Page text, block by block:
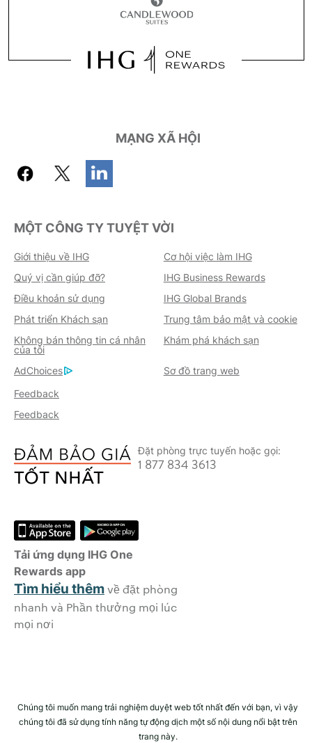
MẠNG XÃ HỘI
MỘT CÔNG TY TUYỆT VỜI
Giới thiệu về IHG
Cơ hội việc làm IHG
Quý vị cần giúp đỡ?
IHG Business Rewards
Điều khoản sử dụng
IHG Global Brands
Phát triển Khách sạn
Trung tâm bảo mật và cookie
Không bán thông tin cá nhân
của tôi
Khám phá khách sạn
AdChoices
Sơ đồ trang web
Feedback
Feedback
Đặt phòng trực tuyến hoặc gọi:
1 877 834 3613
Tải ứng dụng IHG One
Rewards app
Tìm hiểu thêmvề đặt phòng
nhanh và Phần thưởng mọi lúc
mọi nơi
Chúng tôi muốn mang trải nghiệm duyệt web tốt nhất đến với bạn, vì vậy
chúng tôi đã sử dụng tính năng tự động dịch một số nội dung nổi bật trên
trang này.